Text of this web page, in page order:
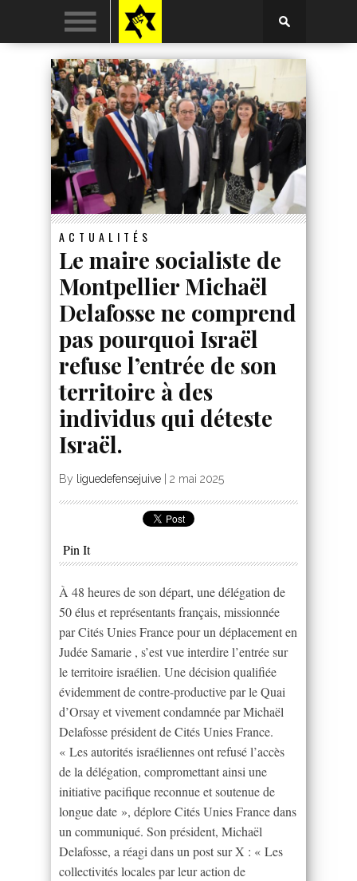
ACTUALITÉS
Le maire socialiste de
Montpellier Michaël
Delafosse ne comprend
pas pourquoi Israël
refuse l’entrée de son
territoire à des
individus qui déteste
Israël.
By liguedefensejuive 2 mai 2025
Pin It
À 48 heures de son départ, une délégation de
50 élus et représentants français, missionnée
par Cités Unies France pour un déplacement en
Judée Samarie , s’est vue interdire l’entrée sur
le territoire israélien. Une décision qualifiée
évidemment de contre-productive par le Quai
d’Orsay et vivement condamnée par Michaël
Delafosse président de Cités Unies France.
« Les autorités israéliennes ont refusé l’accès
de la délégation, compromettant ainsi une
initiative pacifique reconnue et soutenue de
longue date », déplore Cités Unies France dans
un communiqué. Son président, Michaël
Delafosse, a réagi dans un post sur X : « Les
collectivités locales par leur action de